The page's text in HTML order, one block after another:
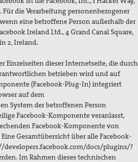
Für die Verarbeitung personenbezogener
eine betroffene Person außerhalb der
Ireland Ltd., 4 Grand Canal Square,
2, Ireland.
Einzelseiten dieser Internetseite, die durch
betrieben wird und auf
(Facebook-Plug-In) integriert
auf dem
System der betroffenen Person
Facebook-Komponente veranlasst,
Facebook-Komponente von
Gesamtübersicht über alle Facebook-
docs/plugins/?
Im Rahmen dieses technischen